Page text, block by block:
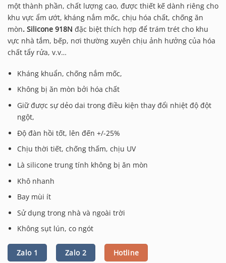
một thành phần, chất lượng cao, được thiết kế dành riêng cho
khu vực ẩm ướt, kháng nắm mốc, chịu hóa chất, chống ăn
mòn. Silicone 918N đặc biệt thích hợp để trám trét cho khu
vực nhà tắm, bếp, nơi thường xuyên chịu ảnh hưởng của hóa
chất tẩy rửa, v.v…
Kháng khuẩn, chống nắm mốc,
Không bị ăn mòn bởi hóa chất
Giữ được sự dẻo dai trong điều kiện thay đổi nhiệt độ đột
ngột,
Độ đàn hồi tốt, lên đến +/-25%
Chịu thời tiết, chống thấm, chịu UV
Là silicone trung tính không bị ăn mòn
Khô nhanh
Bay mùi ít
Sử dụng trong nhà và ngoài trời
Không sụt lún, co ngót
Zalo 1 Zalo 2 Hotline